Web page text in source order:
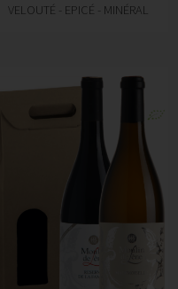
VELOUTÉ - EPICÉ - MINÉRAL